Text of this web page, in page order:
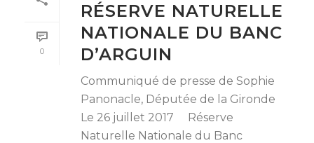
0
RÉSERVE NATURELLE
NATIONALE DU BANC
D’ARGUIN
Communiqué de presse de Sophie
Panonacle, Députée de la Gironde
Le 26 juillet 2017 Réserve
Naturelle Nationale du Banc